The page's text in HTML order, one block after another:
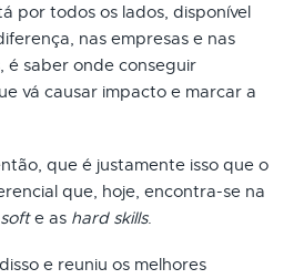
por todos os lados, disponível
nas empresas e nas
é saber onde conseguir
vá causar impacto e marcar a
que é justamente isso que o
que, hoje, encontra-se na
softe as hard skills.
e reuniu os melhores